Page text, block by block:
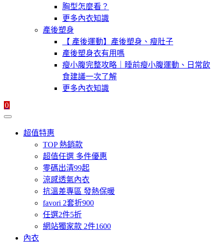
胸型怎麼看？
更多內衣知識
產後塑身
【 產後運動】產後塑身、瘦肚子
產後塑身衣有用嗎
瘦小腹完整攻略｜睡前瘦小腹運動、日常飲
食建議一次了解
更多內衣知識
0
超值特惠
TOP 熱銷款
超值任選 多件優惠
零碼出清99起
涼感透氣內衣
抗溫差專區 發熱保暖
favori 2套折900
任選2件5折
網站獨家款 2件1600
內衣